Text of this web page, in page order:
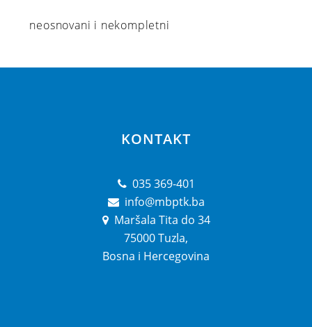
neosnovani i nekompletni
KONTAKT
035 369-401
info@mbptk.ba
Maršala Tita do 34
75000 Tuzla,
Bosna i Hercegovina